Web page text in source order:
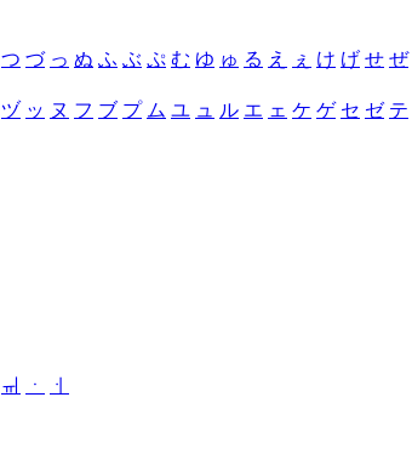
つ づ っ ぬ ふ ぶ ぷ む ゆ ゅ る え ぇ け げ せ ぜ
ヅ ッ ヌ フ ブ プ ム ユ ュ ル エ ェ ケ ゲ セ ゼ テ
ㆌ ㆍ
ㆎ